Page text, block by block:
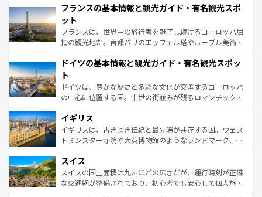
なお、新着のイタリア情報はコンテンツ一覧を参照してほ
しい。
文化が根付くこの国では、情熱的なフラメンコ、熱気あふ
れる闘牛、そして美味しいタパスが生活の一部となってい
る。首都マドリードの洗練された雰囲気や、バルセロナの
アートに溢れた街角から、地方では古代ローマ遺跡や中世
せる。地方によって風土や気候が異なるスペインはその個
ンテンツ一覧 を参照してほしい。
フランスの基本情報と観光ガイド・有名観光スポ
ット
フランスは、世界中の旅行者を魅了し続けるヨーロッパ屈
指の観光地だ。首都パリのエッフェル塔やルーブル美術館
で、幅広い魅力が詰まっている。華麗な宮殿、歴史的な大
聖堂、美しいビーチ、そして豊かな自然が、訪れる者を心
から魅了する。また、フランスは美食の国としても知ら
れ、フランス料理はユネスコ無形文化遺産にも登録されて
香り高いラベンダー畑など、多彩な楽しみ方が可能だ。さ
らに、パリ以外の地域にも魅力が溢れており、どの街角に
も豊かな歴史と文化が息づいている。パリ以外の個性あふ
を参照してほしい。
ドイツの基本情報と観光ガイド・有名観光スポッ
ト
ドイツは、豊かな歴史と多彩な文化が交差するヨーロッパ
の中心に位置する国。中世の街並みが残るロマンチック街
顔を持つこの国は、どこを歩いても飽きることがない。ベ
ルリンの文化的活気、バイエルン州のアルプスの絶景、そ
してライン川沿いのワイン畑といった風景は必見。ビール
は、お酒好きな人にはぜひ体験してほしい。 なお、新着の
ドイツ情報はコンテンツ一覧を参照してほしい。
イギリス
イギリスは、古きよき伝統と最先端が共存する国。ウェス
トミンスター寺院や大英博物館のようなランドマーク、歴
リアごとに異なる魅力がある。また、優雅なアフタヌーン
ティー、ビール好きにはたまらない英国パブ、サッカー観
戦など、本場だからこそできる体験も豊富。イギリスを旅
スイス
スイスの国土面積は九州ほどの広さだが、運行時刻が正確
な交通網が整備されており、初心者でも安心して個人旅行